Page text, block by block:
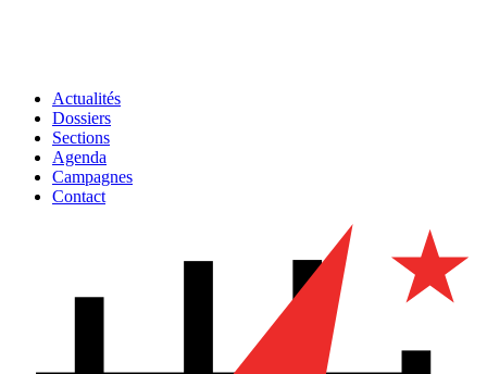
Actualités
Dossiers
Sections
Agenda
Campagnes
Contact